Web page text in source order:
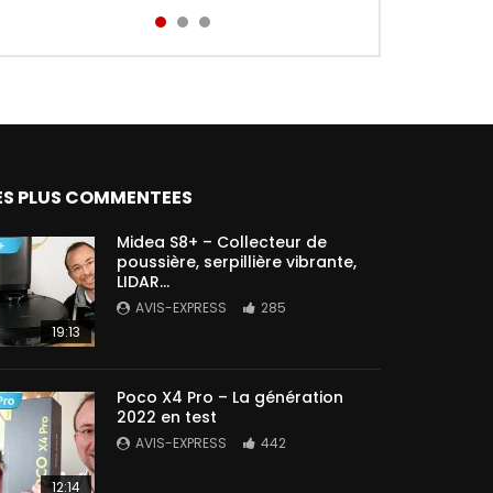
PLUS COMMENTEES
19:13
Midea S8+ – Collecteur de
poussière, serpillière vibrante,
LIDAR…
AVIS-EXPRESS 285
12:14
Poco X4 Pro – La génération
2022 en test
AVIS-EXPRESS 442